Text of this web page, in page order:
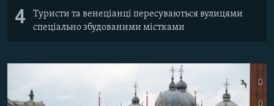
4
Туристи та венеціанці пересуваються вулицями
спеціально збудованими містками